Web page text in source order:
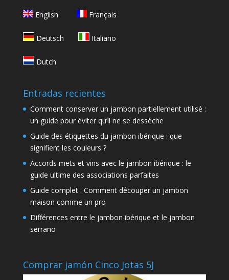
English Français
Deutsch Italiano
Dutch
Entradas recientes
Comment conserver un jambon partiellement utilisé :
un guide pour éviter qu’il ne se dessèche
Guide des étiquettes du jambon ibérique : que
signifient les couleurs ?
Accords mets et vins avec le jambon ibérique : le
guide ultime des associations parfaites
Guide complet : Comment découper un jambon
maison comme un pro
Différences entre le jambon ibérique et le jambon
serrano
Comprar jamón Cinco Jotas 5J